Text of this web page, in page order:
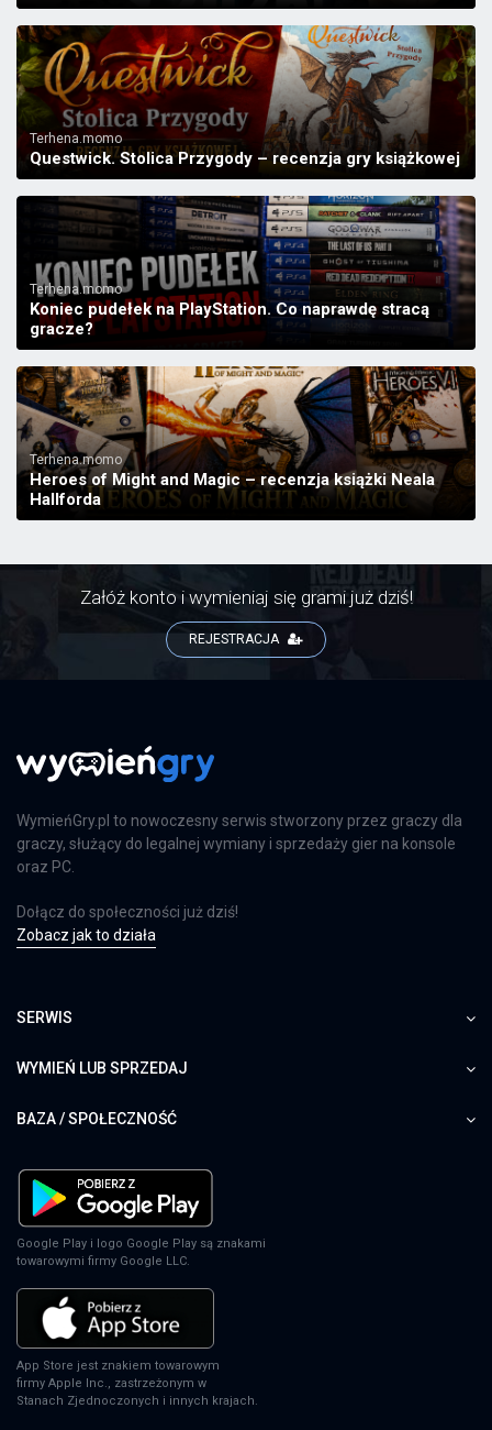
Terhena.momo
Questwick. Stolica Przygody – recenzja gry książkowej
Terhena.momo
Koniec pudełek na PlayStation. Co naprawdę stracą
gracze?
Terhena.momo
Heroes of Might and Magic – recenzja książki Neala
Hallforda
Załóż konto i wymieniaj się grami już dziś!
REJESTRACJA
WymieńGry.pl to nowoczesny serwis stworzony przez graczy dla
graczy, służący do legalnej wymiany i sprzedaży gier na konsole
oraz PC.
Dołącz do społeczności już dziś!
Zobacz jak to działa
SERWIS
WYMIEŃ LUB SPRZEDAJ
BAZA / SPOŁECZNOŚĆ
Google Play i logo Google Play są znakami
towarowymi firmy Google LLC.
App Store jest znakiem towarowym
firmy Apple Inc., zastrzeżonym w
Stanach Zjednoczonych i innych krajach.